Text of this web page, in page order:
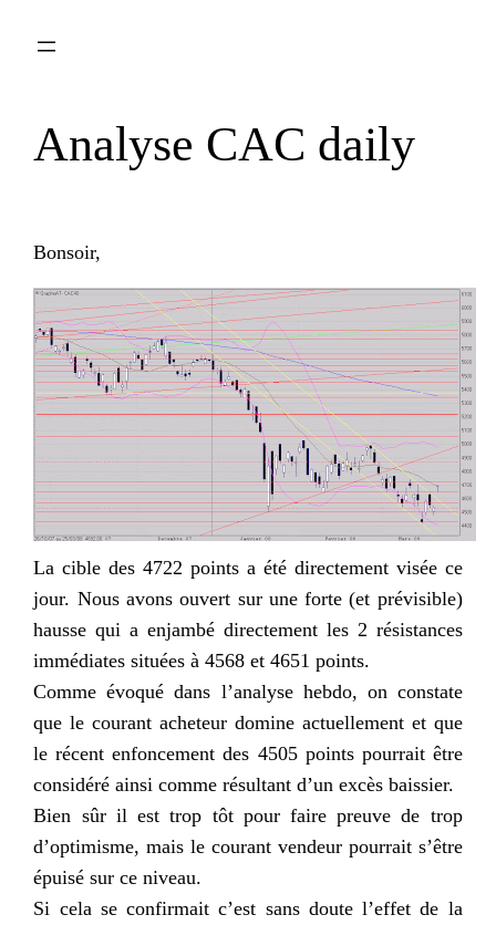
Analyse CAC daily
Bonsoir,
La cible des 4722 points a été directement visée ce
jour. Nous avons ouvert sur une forte (et prévisible)
hausse qui a enjambé directement les 2 résistances
immédiates situées à 4568 et 4651 points.
Comme évoqué dans l’analyse hebdo, on constate
que le courant acheteur domine actuellement et que
le récent enfoncement des 4505 points pourrait être
considéré ainsi comme résultant d’un excès baissier.
Bien sûr il est trop tôt pour faire preuve de trop
d’optimisme, mais le courant vendeur pourrait s’être
épuisé sur ce niveau.
Si cela se confirmait c’est sans doute l’effet de la